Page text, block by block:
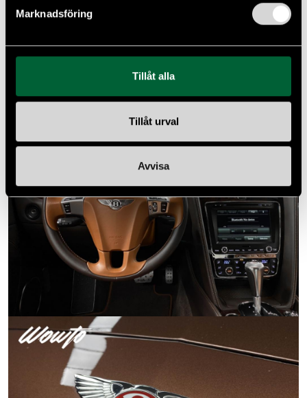
Marknadsföring
Tillåt alla
Tillåt urval
Avvisa